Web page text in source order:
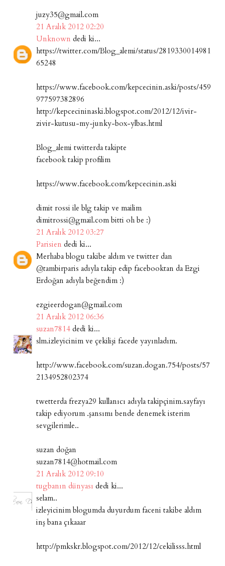
juzy35@gmail.com
21 Aralık 2012 02:20
Unknown dedi ki...
https://twitter.com/Blog_alemi/status/2819330014981
65248
https://www.facebook.com/kepcecinin.aski/posts/459
977597382896
http://kepcecininaski.blogspot.com/2012/12/ivir-
zivir-kutusu-my-junky-box-ylbas.html
Blog_alemi twitterda takipte
facebook takip profilim
https://www.facebook.com/kepcecinin.aski
dimit rossi ile blg takip ve mailim
dimitrossi@gmail.com bitti oh be :)
21 Aralık 2012 03:27
Parisien dedi ki...
Merhaba blogu takibe aldım ve twitter dan
@tambirparis adıyla takip edip facebooktan da Ezgi
Erdoğan adıyla beğendim :)
ezgieerdogan@gmail.com
21 Aralık 2012 06:36
suzan7814dedi ki...
slm.izleyicinim ve çekilişi facede yayınladım.
http://www.facebook.com/suzan.dogan.754/posts/57
2134952802374
twetterda frezya29 kullanıcı adıyla takipçinim.sayfayı
takip ediyorum .şansımı bende denemek isterim
sevgilerimle..
suzan doğan
suzan7814@hotmail.com
21 Aralık 2012 09:10
tugbanın dünyası dedi ki...
selam..
izleyicinim blogumda duyurdum faceni takibe aldım
inş bana çıkaaar
http://pmkskr.blogspot.com/2012/12/cekilisss.html